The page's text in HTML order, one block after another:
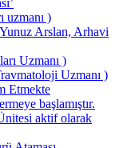
uzmanı )
Arslan, Arhavi
Uzmanı )
Uzmanı )
Etmekte
başlamıştır.
aktif olarak